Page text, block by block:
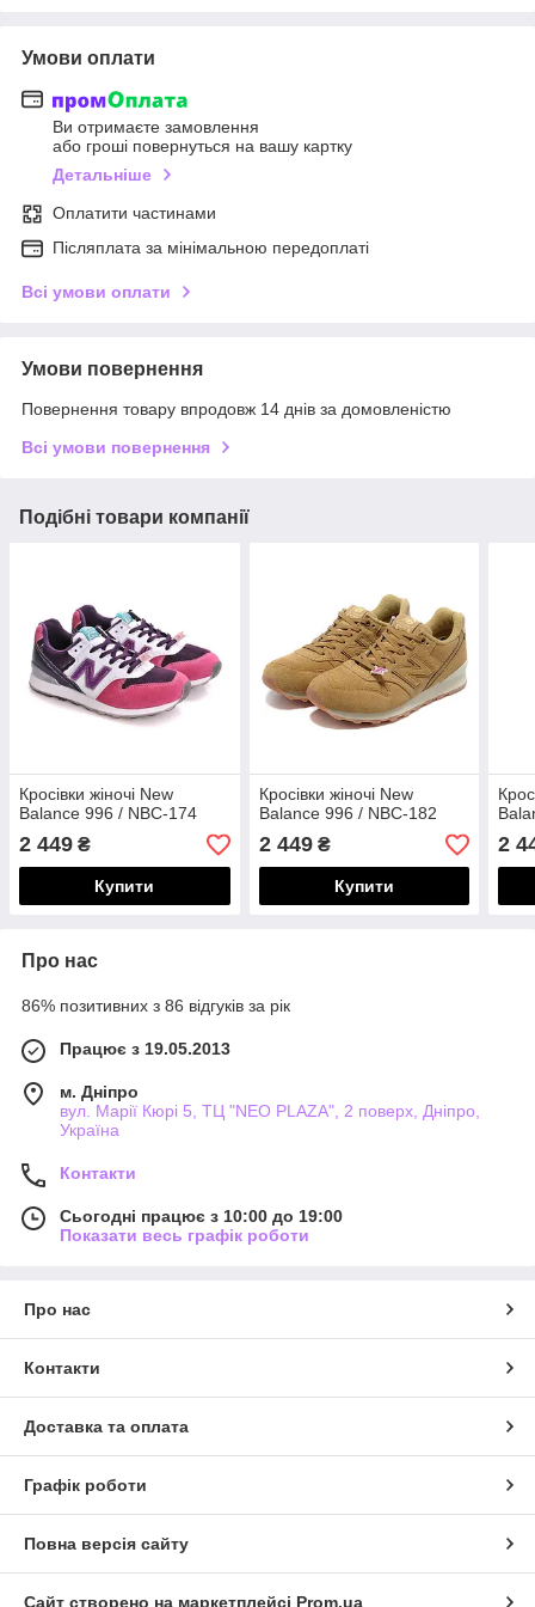
Умови оплати
Ви отримаєте замовлення
або гроші повернуться на вашу картку
Детальніше
Оплатити частинами
Післяплата за мінімальною передоплаті
Всі умови оплати
Умови повернення
Повернення товару впродовж 14 днів за домовленістю
Всі умови повернення
Подібні товари компанії
Кросівки жіночі New
Balance 996 / NBC-174
2 449 ₴
Купити
Кросівки жіночі New
Balance 996 / NBC-182
2 449₴
Купити
2
Про нас
86% позитивних з 86 відгуків за рік
Працює з 19.05.2013
м. Дніпро
вул. Марії Кюрі 5, ТЦ "NEO PLAZA", 2 поверх, Дніпро,
Україна
Контакти
Сьогодні працює з 10:00 до 19:00
Показати весь графік роботи
Про нас
Контакти
Доставка та оплата
Графік роботи
Повна версія сайту
Сайт створено на маркетплейсі Prom.ua